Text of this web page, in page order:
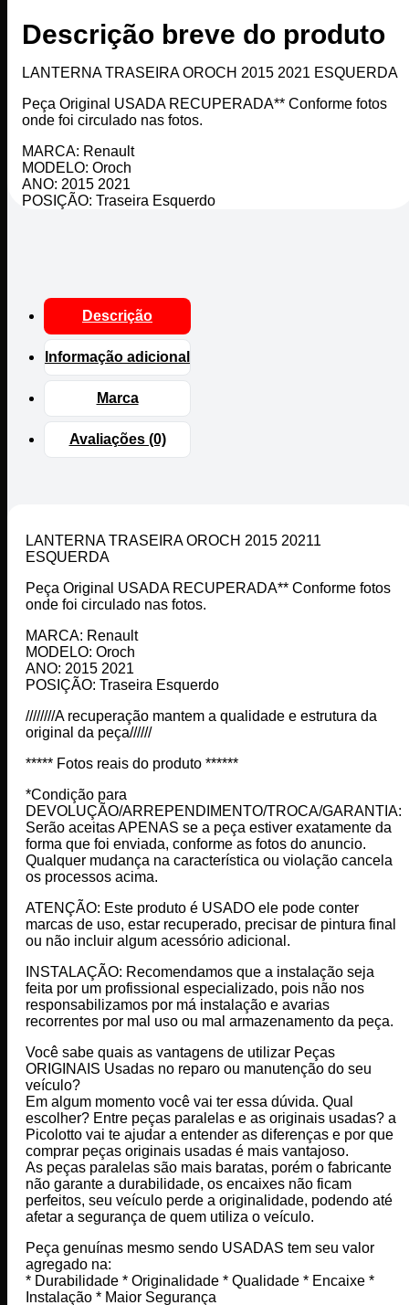
Descrição breve do produto
LANTERNA TRASEIRA OROCH 2015 2021 ESQUERDA
Peça Original USADA RECUPERADA** Conforme fotos
onde foi circulado nas fotos.
MARCA: Renault
MODELO: Oroch
ANO: 2015 2021
POSIÇÃO: Traseira Esquerdo
Descrição
Informação adicional
Marca
Avaliações (0)
LANTERNA TRASEIRA OROCH 2015 20211
ESQUERDA
Peça Original USADA RECUPERADA** Conforme fotos
onde foi circulado nas fotos.
MARCA: Renault
MODELO: Oroch
ANO: 2015 2021
POSIÇÃO: Traseira Esquerdo
////////A recuperação mantem a qualidade e estrutura da
original da peça//////
***** Fotos reais do produto ******
*Condição para
DEVOLUÇÃO/ARREPENDIMENTO/TROCA/GARANTIA:
Serão aceitas APENAS se a peça estiver exatamente da
forma que foi enviada, conforme as fotos do anuncio.
Qualquer mudança na característica ou violação cancela
os processos acima.
ATENÇÃO: Este produto é USADO ele pode conter
marcas de uso, estar recuperado, precisar de pintura final
ou não incluir algum acessório adicional.
INSTALAÇÃO: Recomendamos que a instalação seja
feita por um profissional especializado, pois não nos
responsabilizamos por má instalação e avarias
recorrentes por mal uso ou mal armazenamento da peça.
Você sabe quais as vantagens de utilizar Peças
ORIGINAIS Usadas no reparo ou manutenção do seu
veículo?
Em algum momento você vai ter essa dúvida. Qual
escolher? Entre peças paralelas e as originais usadas? a
Picolotto vai te ajudar a entender as diferenças e por que
comprar peças originais usadas é mais vantajoso.
As peças paralelas são mais baratas, porém o fabricante
não garante a durabilidade, os encaixes não ficam
perfeitos, seu veículo perde a originalidade, podendo até
afetar a segurança de quem utiliza o veículo.
Peça genuínas mesmo sendo USADAS tem seu valor
agregado na:
* Durabilidade * Originalidade * Qualidade * Encaixe *
Instalação * Maior Segurança